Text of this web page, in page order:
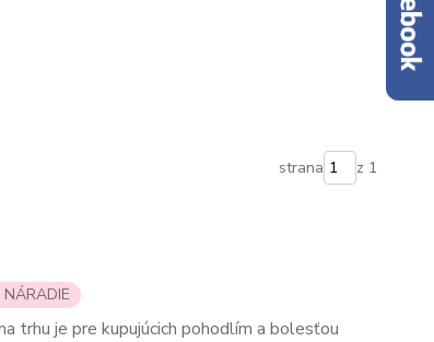
strana z 1
NÁRADIE
trhu je pre kupujúcich pohodlím a bolesťou